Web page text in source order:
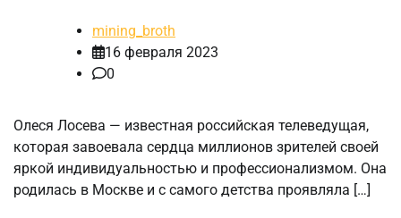
mining_broth
16 февраля 2023
0
Олеся Лосева — известная российская телеведущая,
которая завоевала сердца миллионов зрителей своей
яркой индивидуальностью и профессионализмом. Она
родилась в Москве и с самого детства проявляла […]